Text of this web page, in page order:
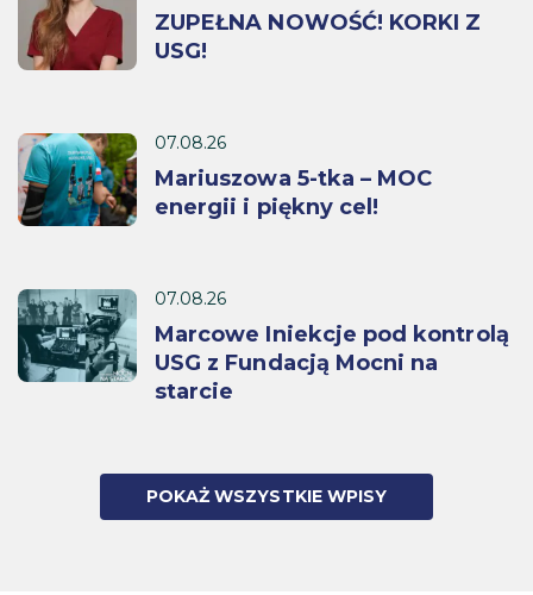
ZUPEŁNA NOWOŚĆ! KORKI Z
USG!
07.08.26
Mariuszowa 5-tka – MOC
energii i piękny cel!
07.08.26
Marcowe Iniekcje pod kontrolą
USG z Fundacją Mocni na
starcie
POKAŻ WSZYSTKIE WPISY